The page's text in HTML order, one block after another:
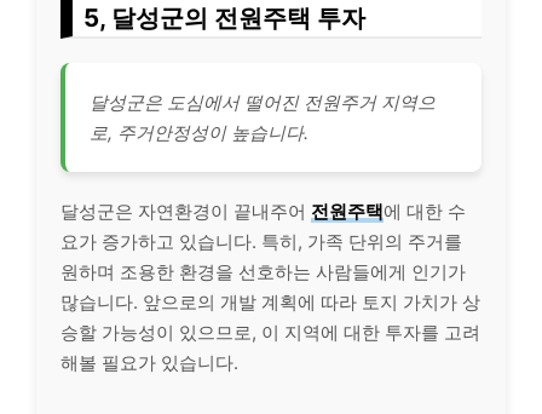
5, 달성군의 전원주택 투자
달성군은 도심에서 떨어진 전원주거 지역으
로, 주거안정성이 높습니다.
달성군은 자연환경이 끝내주어 전원주택에 대한 수
요가 증가하고 있습니다. 특히, 가족 단위의 주거를
원하며 조용한 환경을 선호하는 사람들에게 인기가
많습니다. 앞으로의 개발 계획에 따라 토지 가치가 상
승할 가능성이 있으므로, 이 지역에 대한 투자를 고려
해볼 필요가 있습니다.